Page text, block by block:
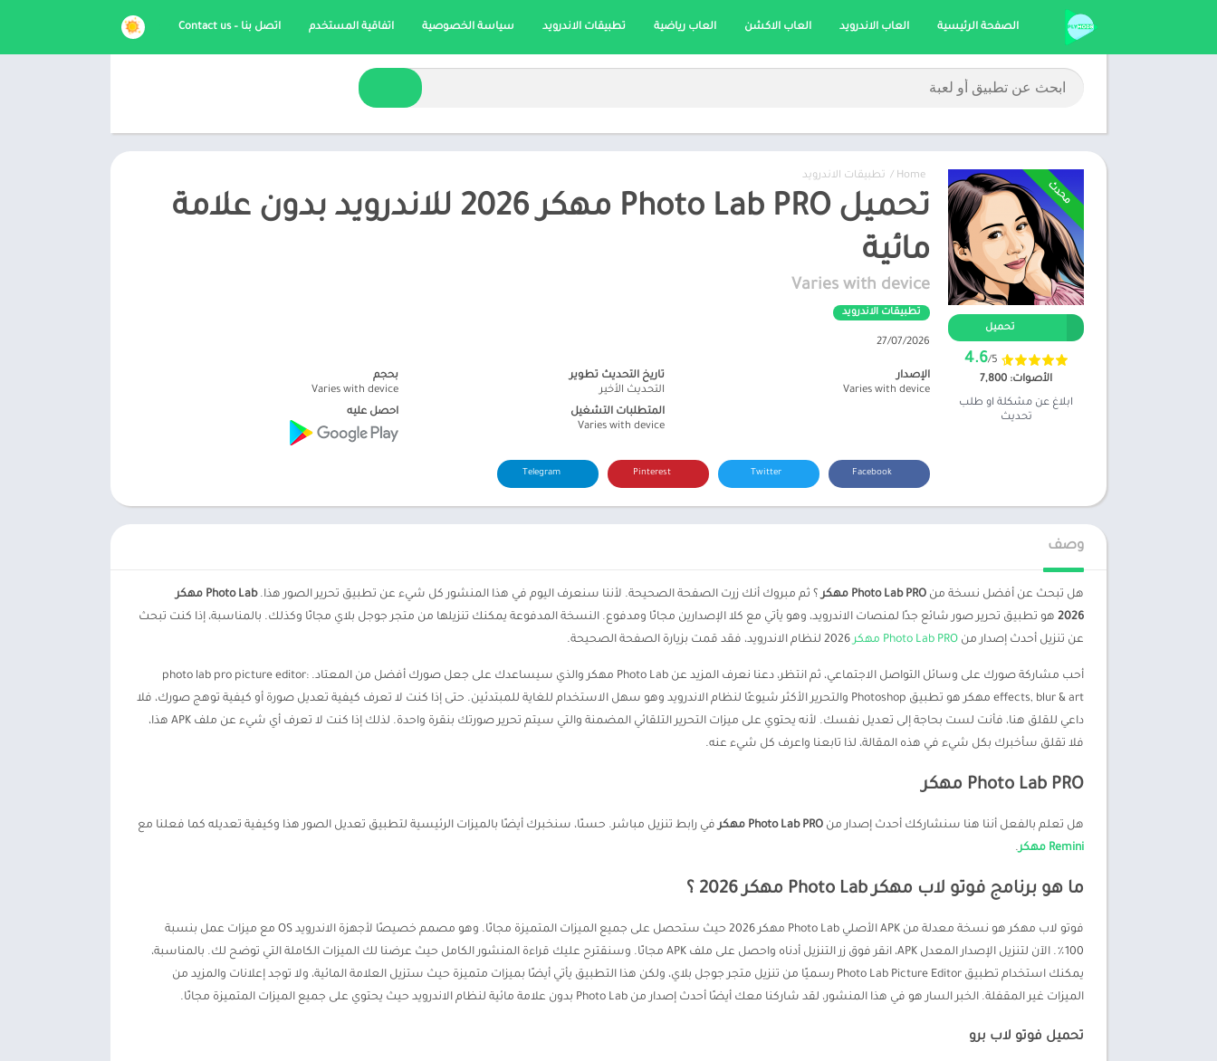
الصفحة الرئيسية العاب الاندرويد العاب الاكشن العاب رياضية تطبيقات الاندرويد سياسة الخصوصية اتفاقية المستخدم اتصل بنا – Contact us
Home
/ تطبيقات الاندرويد
تحميل Photo Lab PRO مهكر 2026 للاندرويد بدون علامة
مائية
Varies with device
تطبيقات الاندرويد
27/07/2026
محدث
تحميل
4.6/5
الأصوات: 7,800
ابلاغ عن مشكلة او طلب
تحديث
الإصدار
Varies with device
تاريخ التحديث تطوير
التحديث الأخير
المتطلبات التشغيل
Varies with device
بحجم
Varies with device
احصل عليه
وصف
هل تبحث عن أفضل نسخة من Photo Lab PRO مهكر ؟ ثم مبروك أنك زرت الصفحة الصحيحة. لأننا سنعرف اليوم في هذا المنشور كل شيء عن تطبيق تحرير الصور هذا.
Photo Lab مهكر
2026 هو تطبيق تحرير صور شائع جدًا لمنصات الاندرويد، وهو يأتي مع كلا الإصدارين مجانًا ومدفوع. النسخة المدفوعة يمكنك تنزيلها من متجر جوجل بلاي مجانًا وكذلك. بالمناسبة، إذا كنت تبحث
عن تنزيل أحدث إصدار من Photo Lab PRO مهكر 2026 لنظام الاندرويد، فقد قمت بزيارة الصفحة الصحيحة.
أحب مشاركة صورك على وسائل التواصل الاجتماعي، ثم انتظر، دعنا نعرف المزيد عن Photo Lab مهكر والذي سيساعدك على جعل صورك أفضل من المعتاد. photo lab pro picture editor:
effects, blur & art مهكر هو تطبيق Photoshop والتحرير الأكثر شيوعًا لنظام الاندرويد وهو سهل الاستخدام للغاية للمبتدئين. حتى إذا كنت لا تعرف كيفية تعديل صورة أو كيفية توهج صورك، فلا
داعي للقلق هنا، فأنت لست بحاجة إلى تعديل نفسك. لأنه يحتوي على ميزات التحرير التلقائي المضمنة والتي سيتم تحرير صورتك بنقرة واحدة. لذلك إذا كنت لا تعرف أي شيء عن ملف APK هذا،
فلا تقلق سأخبرك بكل شيء في هذه المقالة، لذا تابعنا واعرف كل شيء عنه.
Photo Lab PRO مهكر
هل تعلم بالفعل أننا هنا سنشاركك أحدث إصدار من Photo Lab PRO مهكر
في رابط تنزيل مباشر. حسنًا، سنخبرك أيضًا بالميزات الرئيسية لتطبيق تعديل الصور هذا وكيفية تعديله كما فعلنا مع
Remini مهكر
.
ما هو برنامج فوتو لاب مهكر Photo Lab مهكر 2026 ؟
فوتو لاب مهكر هو نسخة معدلة من APK الأصلي Photo Lab مهكر 2026 حيث ستحصل على جميع الميزات المتميزة مجانًا. وهو مصمم خصيصًا لأجهزة الاندرويد OS مع ميزات عمل بنسبة
100٪. الآن لتنزيل الإصدار المعدل APK، انقر فوق زر التنزيل أدناه واحصل على ملف APK مجانًا. وسنقترح عليك قراءة المنشور الكامل حيث عرضنا لك الميزات الكاملة التي توضح لك. بالمناسبة،
يمكنك استخدام تطبيق Photo Lab Picture Editor رسميًا من تنزيل متجر جوجل بلاي، ولكن هذا التطبيق يأتي أيضًا بميزات متميزة حيث ستزيل العلامة المائية، ولا توجد إعلانات والمزيد من
الميزات غير المقفلة. الخبر السار هو في هذا المنشور، لقد شاركنا معك أيضًا أحدث إصدار من Photo Lab بدون علامة مائية لنظام الاندرويد حيث يحتوي على جميع الميزات المتميزة مجانًا.
تحميل فوتو لاب برو